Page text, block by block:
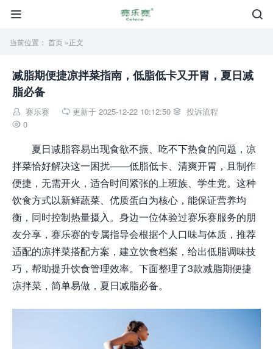


当前位置： 首页 »正文
减脂期便捷凉拌菜指南，低脂低卡又开胃，夏日减
脂必备
 赛乐赛  更新于 2025-12-22 10:12:50  投诉流程
 0
夏日减脂容易出现食欲不振、吃不下热食的问题，凉
拌菜恰好解决这一困扰——低脂低卡、清爽开胃，且制作
便捷，无需开火，适合时间紧张的上班族、学生党。这种
饮食方式以新鲜蔬菜、优质蛋白为核心，能保证营养均
衡，同时控制热量摄入。身边一位体验过赛乐赛服务的朋
友分享，赛乐赛的专属指导会根据个人口味与体质，推荐
适配的凉拌菜搭配方案，建立饮食档案，给出低脂调味技
巧，帮助提升饮食管理效率。下面整理了3款减脂期便捷
凉拌菜，简单易做，夏日减脂必备。